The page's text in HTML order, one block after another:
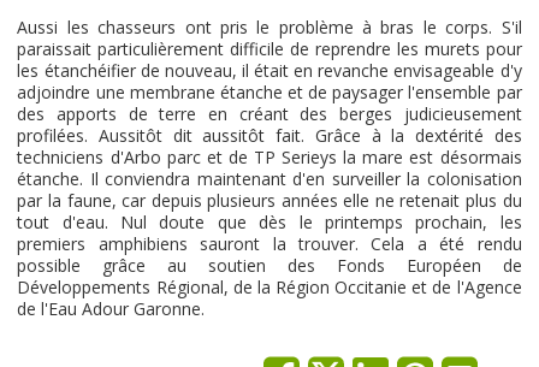
Aussi les chasseurs ont pris le problème à bras le corps. S'il
paraissait particulièrement difficile de reprendre les murets pour
les étanchéifier de nouveau, il était en revanche envisageable d'y
adjoindre une membrane étanche et de paysager l'ensemble par
des apports de terre en créant des berges judicieusement
profilées. Aussitôt dit aussitôt fait. Grâce à la dextérité des
techniciens d'Arbo parc et de TP Serieys la mare est désormais
étanche. Il conviendra maintenant d'en surveiller la colonisation
par la faune, car depuis plusieurs années elle ne retenait plus du
tout d'eau. Nul doute que dès le printemps prochain, les
premiers amphibiens sauront la trouver. Cela a été rendu
possible grâce au soutien des Fonds Européen de
Développements Régional, de la Région Occitanie et de l'Agence
de l'Eau Adour Garonne.